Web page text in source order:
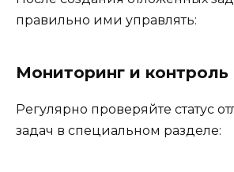
правильно ими управлять:
Мониторинг и контроль
Регулярно проверяйте статус
задач в специальном разделе: